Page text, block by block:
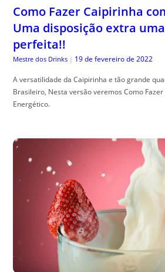
Como Fazer Caipirinha
Uma disposição extra
perfeita!!
Mestre dos Drinks | 19 de fevereiro de 2022
A versatilidade da Caipirinha e tão grande
Brasileiro, Nesta versão veremos Como
Energético.